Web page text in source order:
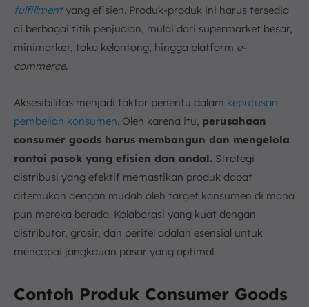
fulfillmentyang efisien. Produk-produk ini harus tersedia
di berbagai titik penjualan, mulai dari supermarket besar,
minimarket, toko kelontong, hingga platform e-
commerce.
Aksesibilitas menjadi faktor penentu dalam keputusan
pembelian konsumen. Oleh karena itu, perusahaan
consumer goods harus membangun dan mengelola
rantai pasok yang efisien dan andal. Strategi
distribusi yang efektif memastikan produk dapat
ditemukan dengan mudah oleh target konsumen di mana
pun mereka berada. Kolaborasi yang kuat dengan
distributor, grosir, dan peritel adalah esensial untuk
mencapai jangkauan pasar yang optimal.
Contoh Produk Consumer Goods